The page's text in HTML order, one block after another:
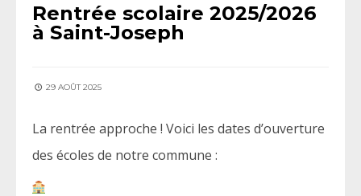
Rentrée scolaire 2025/2026
à Saint-Joseph
29 AOÛT 2025
La rentrée approche ! Voici les dates d’ouverture
des écoles de notre commune :